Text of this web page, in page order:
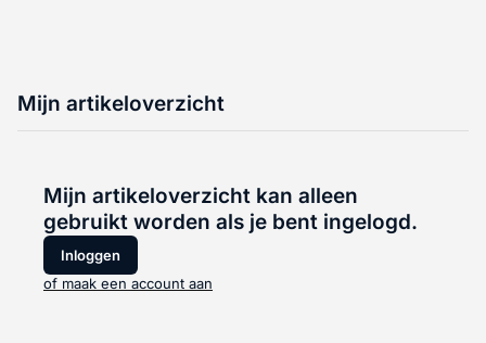
Mijn artikeloverzicht
Mijn artikeloverzicht kan alleen
gebruikt worden als je bent ingelogd.
Inloggen
of maak een account aan